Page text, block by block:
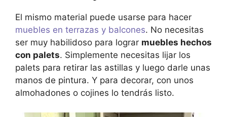
El mismo material puede usarse para hacer
muebles en terrazas y balcones. No necesitas
ser muy habilidoso para lograr muebles hechos
con palets. Simplemente necesitas lijar los
palets para retirar las astillas y luego darle unas
manos de pintura. Y para decorar, con unos
almohadones o cojines lo tendrás listo.